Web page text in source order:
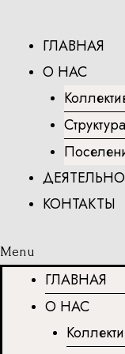
содержимому
ГЛАВНАЯ
О НАС
КОНТАКТЫ
Menu
ГЛАВНАЯ
О НАС